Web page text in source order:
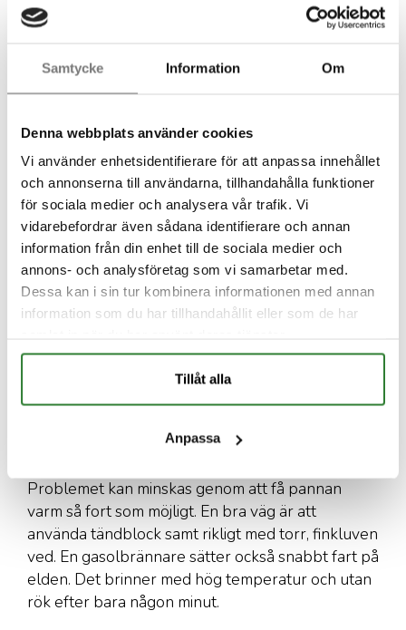
Samtycke Information Om
Denna webbplats använder cookies
Vi använder enhetsidentifierare för att anpassa innehållet
och annonserna till användarna, tillhandahålla funktioner
för sociala medier och analysera vår trafik. Vi
vidarebefordrar även sådana identifierare och annan
information från din enhet till de sociala medier och
annons- och analysföretag som vi samarbetar med.
Dessa kan i sin tur kombinera informationen med annan
information som du har tillhandahållit eller som de har
Tillåt alla
Anpassa
tjära skapas i anläggningen. Det man ska tänka på
vara låg. Veden förbränns dåligt och
tjärbildningen ökar. I nya, effektiva pannor är
minskar utsläpp och tjärbildning. Oavsett om
pannan är gammal eller är det fördel att elda mot
en ackumulatortank. Med en sådan kan du elda
med hög och jämn belastning. Ackumulatortanken
fungerar som en effektutjämnare som lagrar
värmen och sedan släpper ut den vid behov.
Vedeldningen blir effektivare, mer bränslesnål
och därmed skonsammare mot miljön. I dag ska
alla nya vedpannor som installeras uppfylla
ett måste för att uppnå dessa.
Lär känna din vedpanna
När du tänder en kall panna är det svårt att helt
Problemet kan minskas genom att få pannan
varm så fort som möjligt. En bra väg är att
använda tändblock samt rikligt med torr, finkluven
ved. En gasolbrännare sätter också snabbt fart på
elden. Det brinner med hög temperatur och utan
rök efter bara någon minut.